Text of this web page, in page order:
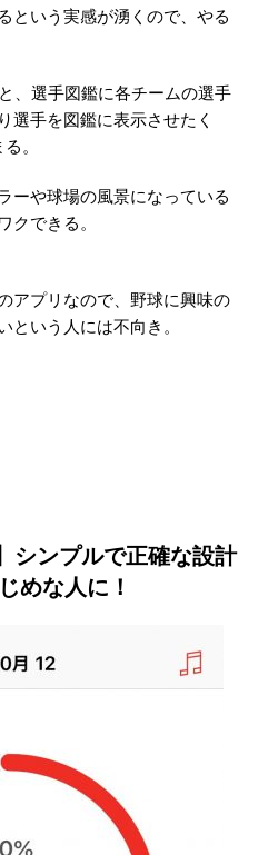
という実感が湧くので、やる
、選手図鑑に各チームの選手
選手を図鑑に表示させたく
。
ーや球場の風景になっている
クできる。
アプリなので、野球に興味の
という人には不向き。
シンプルで正確な設計
めな人に！